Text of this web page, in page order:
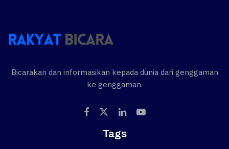
Bicarakan dan informasikan kepada dunia dari genggaman
ke genggaman.
Tags